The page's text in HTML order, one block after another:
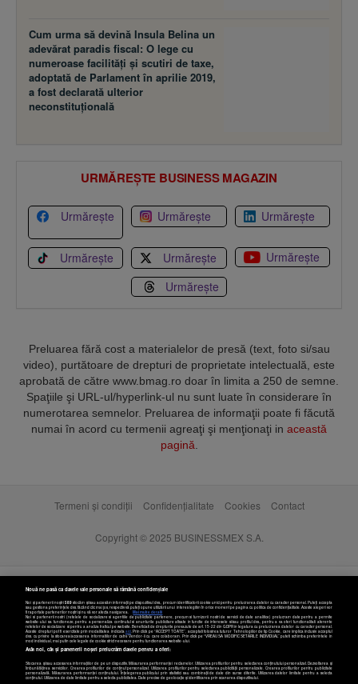
Cum urma să devină Insula Belina un
adevărat paradis fiscal: O lege cu
numeroase facilităţi şi scutiri de taxe,
adoptată de Parlament în aprilie 2019,
a fost declarată ulterior
neconstituţională
URMĂREȘTE BUSINESS MAGAZIN
Urmărește Urmărește Urmărește
Urmărește Urmărește
Urmărește
Urmărește
Preluarea fără cost a materialelor de presă (text, foto si/sau
video), purtătoare de drepturi de proprietate intelectuală, este
aprobată de către www.bmag.ro doar în limita a 250 de semne.
Spaţiile şi URL-ul/hyperlink-ul nu sunt luate în considerare în
numerotarea semnelor. Preluarea de informaţii poate fi făcută
numai în acord cu termenii agreaţi şi menţionaţi in această
pagină.
Termeni și condiții Confidențialitate Cookies Contact
Copyright © 2025 BUSINESSMEX S.A.
Setări cookies
Nouă ne pasă ca datele tale personale să rămână confidențiale
Noi și partenerii noștri589stocăm și/sau accesăm informații pe dispozitivul dvs., precum identificatorii cookie unici pentru prelucrarea datelor cu caracter personal. Puteți accepta
sau gestiona preferințele dvs. făcând clic mai jos, respectiv vă puteți opune utilizării unui interes legitim în orice moment pe pagina cu politica de confidențialitate. Aceste alegeri vor
fi raportate partenerilor noștri și nu vă vor afecta navigarea.
Mai multe detalii
Noi si partenerii nostri (retelele de socializare si agentiile de publicitate partenere, precum si furnizorii nostri de servicii de date analitice) prelucram date pentru a permite
website-ului sa functioneze, pentru a personaliza continutul si anunturile publicitare afisate in functie de interesele si/sau profilul dvs., pentru a va oferi functionalitati aferente
retelelor de socializare si pentru a analiza traficul pe website. Beneficiati de drepturile prevazute de art. 15-22 din GDPR in legatura cu prelucrarea datelor cu caracter personal.
Aceste drepturi pot fi exercitate prin modalitatea indicataaici. Prin click pe “ACCEPT TOATE”, acceptati folosirea tuturor Tehnologiilor de tip Cookie, care implica inclusiv acceptul
dvs. cu privire la stocarea/accesarea informatiilor de catre Vendor-ii cu care colaboram. Prin click pe “VREAU SA MODIFIC SETARILE INDIVIDUAL” puteti schimba preferintele in
mod individual, mai putin cele legate de cookie strict necesare pentru functionarea website-ului.
Atât noi, cât și partenerii noștri prelucrăm datele pentru a oferi:
Stocarea și/sau accesarea informațiilor de pe un dispozitiv. Măsurarea performanței reclamelor. Utilizarea profilurilor pentru selectarea conținutului personalizat. Dezvoltarea și
îmbunătățirea serviciilor. Crearea profilurilor de conținut personalizat. Utilizarea profilurilor pentru selectarea publicității personalizate. Crearea profilurilor pentru publicitate
personalizată. Măsurarea performanței conținutului. Înțelegerea publicului prin statistici sau combinații de date din surse diferite. Utilizarea datelor limitate pentru a selecta
conținutul. Utilizarea de date limitate pentru a selecta publicitatea. Date precise de geolocație și identificarea prin scanarea dispozitivului.